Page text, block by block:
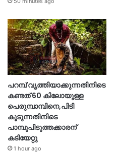
പറമ്പ് വൃത്തിയാക്കുന്നതിനിടെ
കണ്ടത് 60 കിലോയുള്ള
പെരുമ്പാമ്പിനെ,പിടി
കൂടുന്നതിനിടെ
പാമ്പുപിടുത്തക്കാരന്
കടിയേറ്റു
1 hour ago